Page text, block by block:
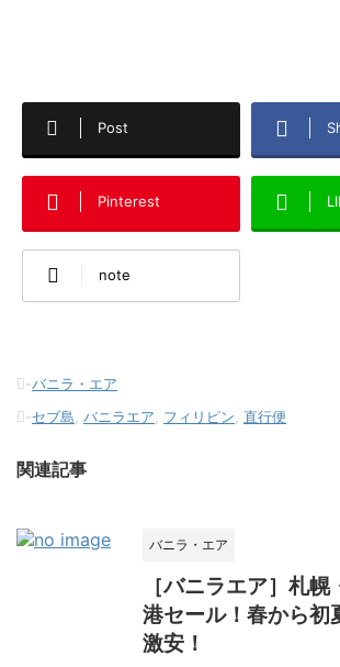
Post
Pinterest
note
-バニラ・エア
-セブ島 バニラエア フィリピン 直行便
関連記事
バニラ・エア
［バニラエア］札
港セール！春から初
激安！